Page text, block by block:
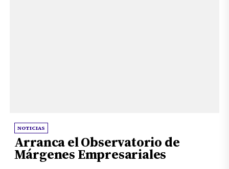
NOTICIAS
Arranca el Observatorio de
Márgenes Empresariales